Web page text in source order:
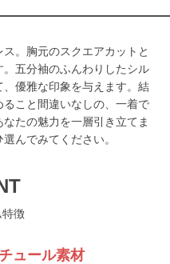
。胸元のスクエアカットと
五分袖のふんわりしたシル
優雅な印象を与えます。結
こと間違いなしの、一着で
たの魅力を一層引き立てま
んでみてください。
特徴
ュール素材